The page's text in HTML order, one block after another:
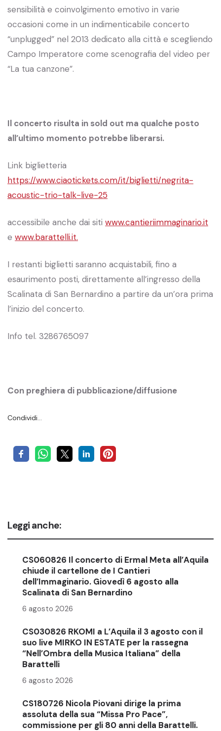
sensibilità e coinvolgimento emotivo in varie
occasioni come in un indimenticabile concerto
“unplugged” nel 2013 dedicato alla città e scegliendo
Campo Imperatore come scenografia del video per
“La tua canzone”.
Il concerto risulta in sold out ma qualche posto
all’ultimo momento potrebbe liberarsi.
Link biglietteria
https://www.ciaotickets.com/it/biglietti/negrita-
acoustic-trio-talk-live-25
accessibile anche dai siti www.cantieriimmaginario.it
e www.barattelli.it.
I restanti biglietti saranno acquistabili, fino a
esaurimento posti, direttamente all’ingresso della
Scalinata di San Bernardino a partire da un’ora prima
l’inizio del concerto.
Info tel. 3286765097
Con preghiera di pubblicazione/diffusione
Condividi…
Leggi anche:
CS060826 Il concerto di Ermal Meta all’Aquila
chiude il cartellone de I Cantieri
dell’Immaginario. Giovedì 6 agosto alla
Scalinata di San Bernardino
6 agosto 2026
CS030826 RKOMI a L’Aquila il 3 agosto con il
suo live MIRKO IN ESTATE per la rassegna
“Nell’Ombra della Musica Italiana” della
Barattelli
6 agosto 2026
CS180726 Nicola Piovani dirige la prima
assoluta della sua “Missa Pro Pace”,
commissione per gli 80 anni della Barattelli.